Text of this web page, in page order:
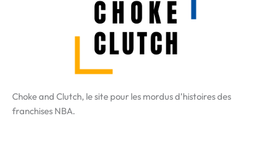
Choke and Clutch, le site pour les mordus d’histoires des
franchises NBA.